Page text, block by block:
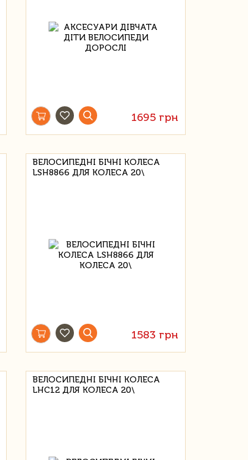
1695 грн
ВЕЛОСИПЕДНІ БІЧНІ КОЛЕСА
LSH8866 ДЛЯ КОЛЕСА 20\
1583 грн
ВЕЛОСИПЕДНІ БІЧНІ КОЛЕСА
LHC12 ДЛЯ КОЛЕСА 20\